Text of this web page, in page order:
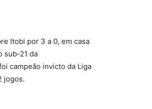
Itobi por 3 a 0, em casa
sub-21 da
campeão invicto da Liga
jogos.